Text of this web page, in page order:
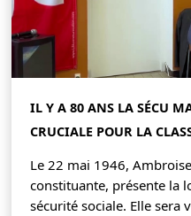
IL Y A 80 ANS LA SÉCU
CRUCIALE POUR LA
Le 22 mai 1946,
constituante, présente la
sécurité sociale. Elle sera